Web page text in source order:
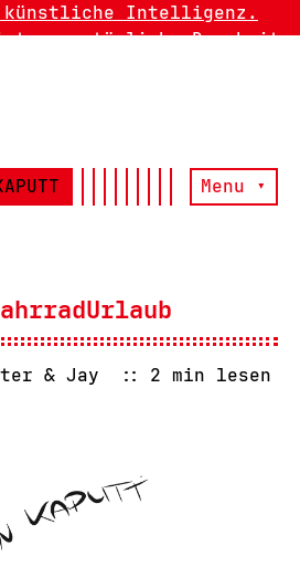
künstliche Intelligenz.
natürliche Dummheit.
Menu ▾
& Jay
2 min lesen